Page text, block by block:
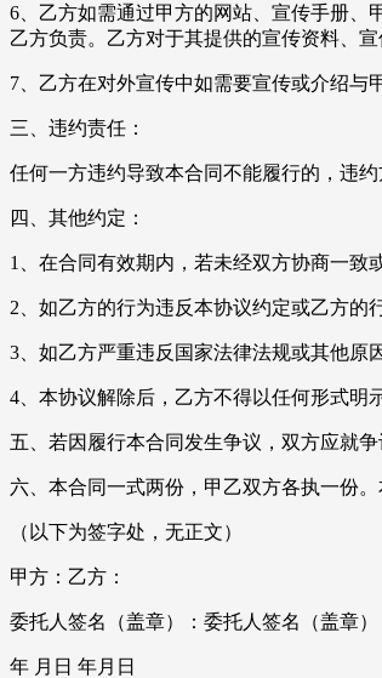
6、乙方如需通过甲方的网站、宣传手册、
乙方负责。乙方对于其提供的宣传资料、
7、乙方在对外宣传中如需要宣传或介绍与
三、违约责任：
任何一方违约导致本合同不能履行的，违约
四、其他约定：
1、在合同有效期内，若未经双方协商一致
2、如乙方的行为违反本协议约定或乙方的
3、如乙方严重违反国家法律法规或其他原
4、本协议解除后，乙方不得以任何形式明
五、若因履行本合同发生争议，双方应就
六、本合同一式两份，甲乙双方各执一份。
（以下为签字处，无正文）
甲方：乙方：
委托人签名（盖章）：委托人签名（盖章）
年 月日 年月日